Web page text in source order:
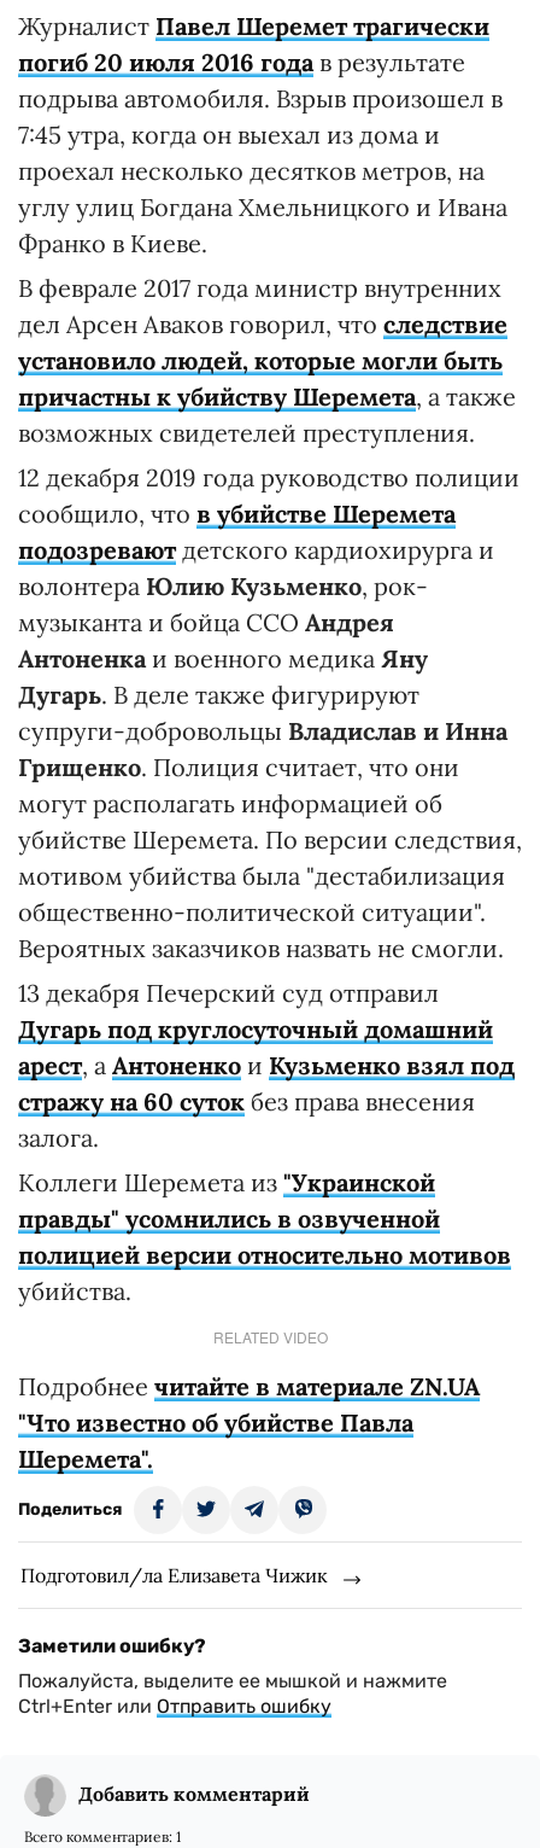
Журналист Павел Шеремет трагически
погиб 20 июля 2016 годав результате
подрыва автомобиля. Взрыв произошел в
7:45 утра, когда он выехал из дома и
проехал несколько десятков метров, на
углу улиц Богдана Хмельницкого и Ивана
Франко в Киеве.
В феврале 2017 года министр внутренних
дел Арсен Аваков говорил, что следствие
установило людей, которые могли быть
причастны к убийству Шеремета, а также
возможных свидетелей преступления.
12 декабря 2019 года руководство полиции
сообщило, что в убийстве Шеремета
подозреваютдетского кардиохирурга и
волонтера Юлию Кузьменко, рок-
музыканта и бойца ССО Андрея
Антоненкаи военного медика Яну
Дугарь. В деле также фигурируют
супруги-добровольцы Владислав и Инна
Грищенко. Полиция считает, что они
могут располагать информацией об
убийстве Шеремета. По версии следствия,
мотивом убийства была "дестабилизация
общественно-политической ситуации".
Вероятных заказчиков назвать не смогли.
13 декабря Печерский суд отправил
Дугарь под круглосуточный домашний
арест, а Антоненко и Кузьменко взял под
стражу на 60 суток без права внесения
залога.
Коллеги Шеремета из "Украинской
правды" усомнились в озвученной
полицией версии относительно мотивов
убийства.
RELATED VIDEO
Подробнее читайте в материале ZN.UA
"Что известно об убийстве Павла
Шеремета".
Поделиться
Подготовил/ла Елизавета Чижик
Заметили ошибку?
Пожалуйста, выделите ее мышкой и нажмите
Ctrl+Enter или Отправить ошибку
Добавить комментарий
Всего комментариев: 1